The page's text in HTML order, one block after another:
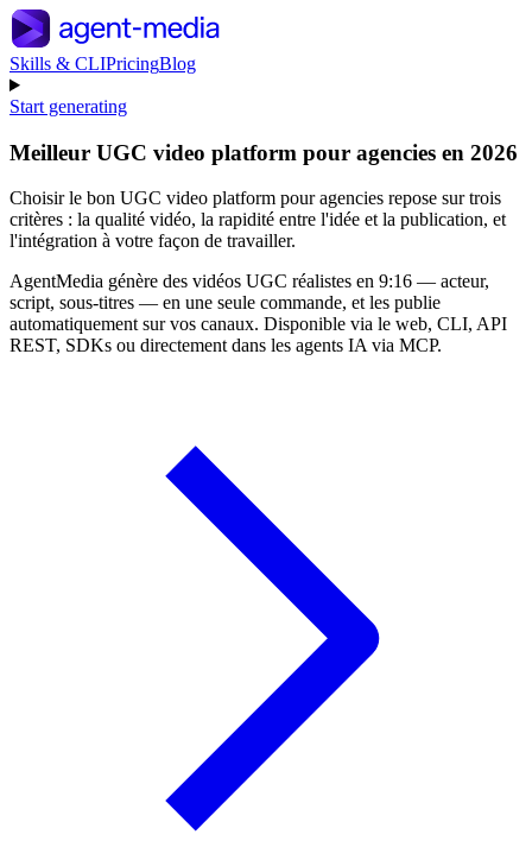
Skills & CLIPricingBlog
Start generating
Meilleur UGC video platform pour agencies en 2026
Choisir le bon UGC video platform pour agencies repose sur trois
critères : la qualité vidéo, la rapidité entre l'idée et la publication, et
l'intégration à votre façon de travailler.
AgentMedia génère des vidéos UGC réalistes en 9:16 — acteur,
script, sous-titres — en une seule commande, et les publie
automatiquement sur vos canaux. Disponible via le web, CLI, API
REST, SDKs ou directement dans les agents IA via MCP.